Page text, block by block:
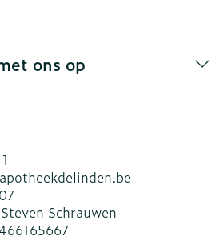
ons op
apotheekdelinden.be
Steven Schrauwen